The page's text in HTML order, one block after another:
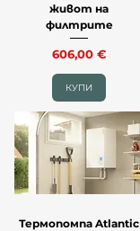
живот на
филтрите
Цена
606,00 €
КУПИ
Термопомпа Atlantic